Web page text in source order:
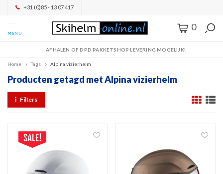
+31 (0)85 - 13 07 417
MENU
0
AFHALEN OF DPD PAKKETSHOP LEVERING MOGELIJK!
Home Tags Alpina vizierhelm
Producten getagd met Alpina vizierhelm
Filters